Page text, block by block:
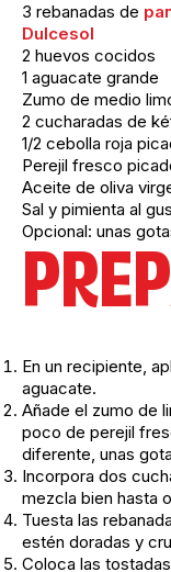
3 rebanadas de
Dulcesol
2 huevos cocidos
1 aguacate grande
Zumo de medio
2 cucharadas de
1/2 cebolla roja
Perejil fresco
Aceite de oliva
Sal y pimienta al
Opcional: unas
En un recipiente,
aguacate.
Añade el zumo de
poco de perejil
diferente, unas
Incorpora dos
mezcla bien hasta
Tuesta las
estén doradas y
Coloca las